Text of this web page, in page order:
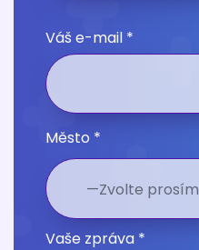
Váš e-mail *
Město *
Vaše zpráva *